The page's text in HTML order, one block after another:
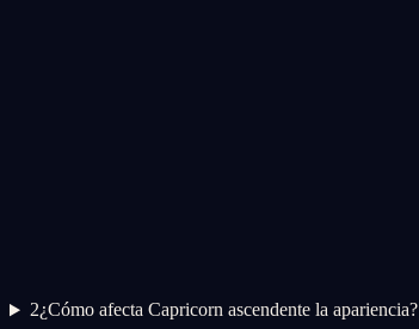
2¿Cómo afecta Capricorn ascendente la apariencia?